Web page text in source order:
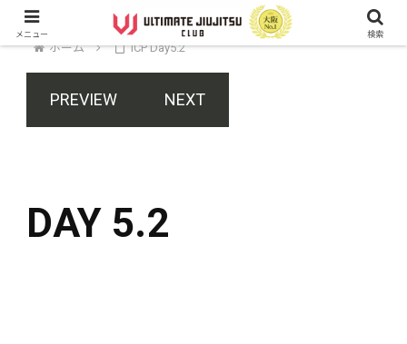
ホーム ICP Day5.2
PREVIEW NEXT
DAY 5.2
メニュー 検索